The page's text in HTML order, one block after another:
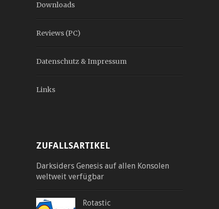
Downloads
Reviews (PC)
Datenschutz & Impressum
Links
ZUFALLSARTIKEL
Darksiders Genesis auf allen Konsolen
weltweit verfügbar
Rotastic